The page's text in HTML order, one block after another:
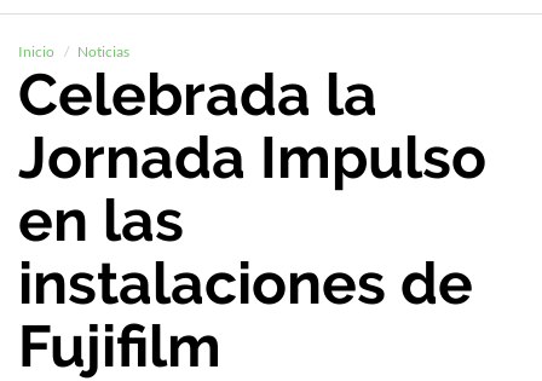
Inicio Noticias
Celebrada la
Jornada Impulso
en las
instalaciones de
Fujifilm